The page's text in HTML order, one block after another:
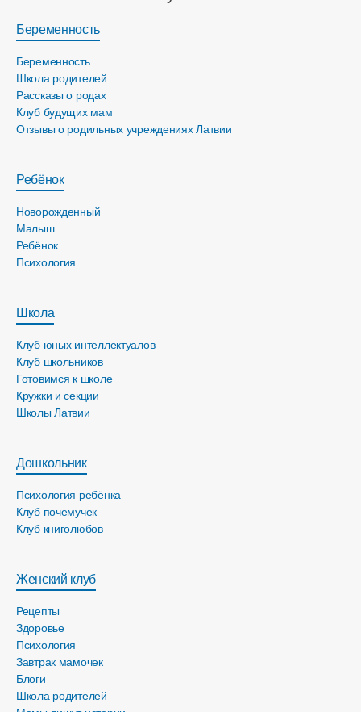
Беременность
Беременность
Школа родителей
Рассказы о родах
Клуб будущих мам
Отзывы о родильных учреждениях Латвии
Ребёнок
Новорожденный
Малыш
Ребёнок
Психология
Школа
Клуб юных интеллектуалов
Клуб школьников
Готовимся к школе
Кружки и секции
Школы Латвии
Дошкольник
Психология ребёнка
Клуб почемучек
Клуб книголюбов
Женский клуб
Рецепты
Здоровье
Психология
Завтрак мамочек
Блоги
Школа родителей